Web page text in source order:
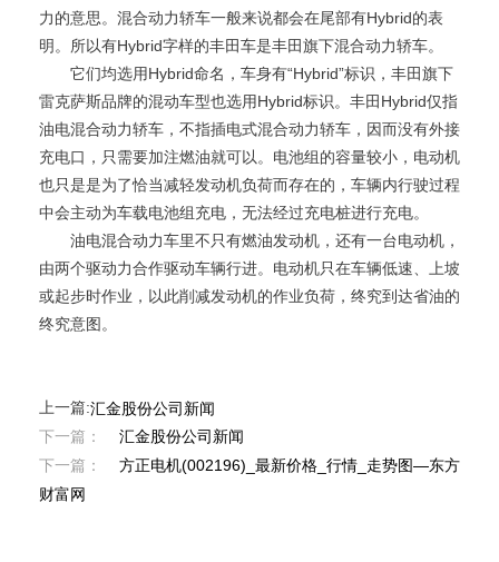
力的意思。混合动力轿车一般来说都会在尾部有Hybrid的表
明。所以有Hybrid字样的丰田车是丰田旗下混合动力轿车。
它们均选用Hybrid命名，车身有“Hybrid”标识，丰田旗下
雷克萨斯品牌的混动车型也选用Hybrid标识。丰田Hybrid仅指
油电混合动力轿车，不指插电式混合动力轿车，因而没有外接
充电口，只需要加注燃油就可以。电池组的容量较小，电动机
也只是是为了恰当减轻发动机负荷而存在的，车辆内行驶过程
中会主动为车载电池组充电，无法经过充电桩进行充电。
油电混合动力车里不只有燃油发动机，还有一台电动机，
由两个驱动力合作驱动车辆行进。电动机只在车辆低速、上坡
或起步时作业，以此削减发动机的作业负荷，终究到达省油的
终究意图。
上一篇:汇金股份公司新闻
下一篇：
汇金股份公司新闻
下一篇：
方正电机(002196)_最新价格_行情_走势图—东方
财富网